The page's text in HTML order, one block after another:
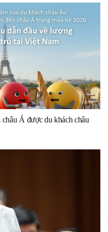
Á được du khách châu